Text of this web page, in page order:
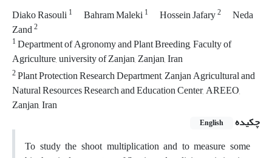
Diako Rasouli1 Bahram Maleki1 Hossein Jafary2
Neda
Zand2
1Department of Agronomy and Plant Breeding, Faculty of
Agriculture, university of Zanjan, Zanjan, Iran
2Plant Protection Research Department, Zanjan Agricultural and
Natural Resources Research and Education Center, AREEO,
Zanjan, Iran
چکیده
English
To study the shoot multiplication and to measure some